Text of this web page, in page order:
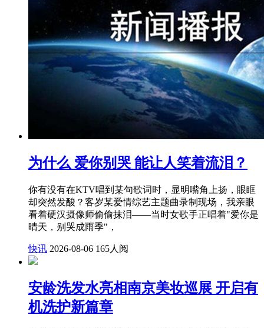
为什么 爱你别哭 能让人笑着流泪？
你有没有在KTV唱到某句歌词时，显明嘴角上扬，眼眶
却突然发酸？客岁某爱情综艺主题曲录制现场，我亲眼
看着硬汉摄像师偷偷抹泪——当时女歌手正唱着"爱你是
晴天，别哭成雨季"，
快讯 2026-08-06 165人阅
安龄洗发水亮相南京美妆巡展 开启有
机洗护新篇章